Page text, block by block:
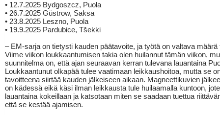
• 12.7.2025 Bydgoszcz, Puola
• 26.7.2025 Güstrow, Saksa
• 23.8.2025 Leszno, Puola
• 19.9.2025 Pardubice, Tšekki
– EM-sarja on tietysti kauden päätavoite, ja työtä on valtava määrä
Viime viikon loukkaantumisen takia olen huilannut tämän viikon,
suunnitelma on, että ajan seuraavan kerran tulevana lauantaina
Loukkaantunut olkapää tulee vaatimaan leikkaushoitoa, mutta se
tavoitteena siirtää kauden jälkeiseen aikaan. Magneettikuvien
on kädessä eikä käsi ilman leikkausta tule huilaamalla kuntoon,
lauantaina kokeillaan ja katsotaan miten se saadaan tuettua
että se kestää ajamisen.